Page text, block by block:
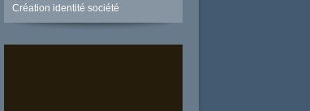
Création identité société